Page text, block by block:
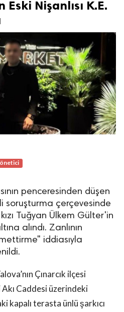
Eski Nişanlısı K.E.
penceresinden düşen
soruşturma çerçevesinde
Tuğyan Ülkem Gülter'in
alındı. Zanlının
iddiasıyla
Çınarcık ilçesi
Caddesi üzerindeki
kapalı terasta ünlü şarkıcı